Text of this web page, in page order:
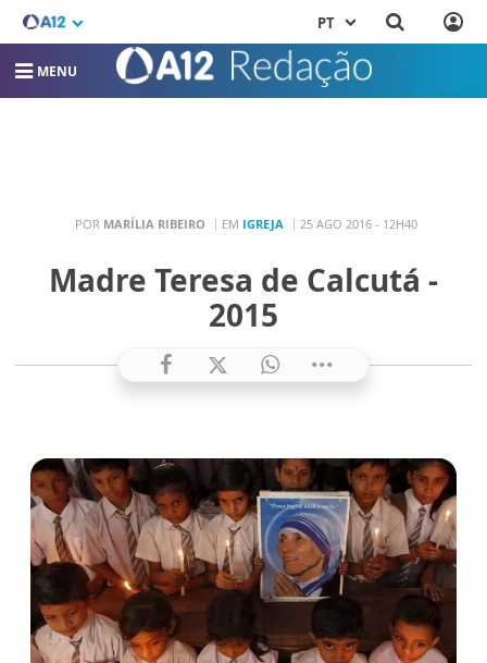
PT
MENU
POR MARÍLIA RIBEIRO EM IGREJA 25 AGO 2016 - 12H40
Madre Teresa de Calcutá -
2015